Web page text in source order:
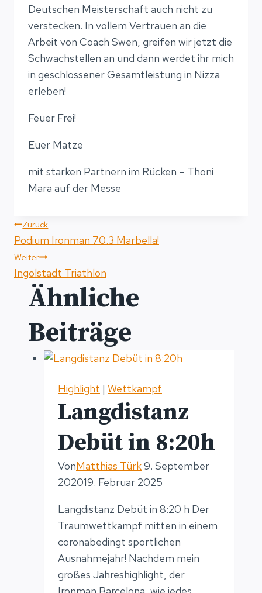
Deutschen Meisterschaft auch nicht zu
verstecken. In vollem Vertrauen an die
Arbeit von Coach Swen, greifen wir jetzt die
Schwachstellen an und dann werdet ihr mich
in geschlossener Gesamtleistung in Nizza
erleben!
Feuer Frei!
Euer Matze
mit starken Partnern im Rücken – Thoni
Mara auf der Messe
Beitragsnavigation
Zurück
Podium Ironman 70.3 Marbella!
Weiter
Ingolstadt Triathlon
Ähnliche
Beiträge
Highlight | Wettkampf
Langdistanz
Debüt in 8:20h
VonMatthias Türk9. September
202019. Februar 2025
Langdistanz Debüt in 8:20 h Der
Traumwettkampf mitten in einem
coronabedingt sportlichen
Ausnahmejahr! Nachdem mein
großes Jahreshighlight, der